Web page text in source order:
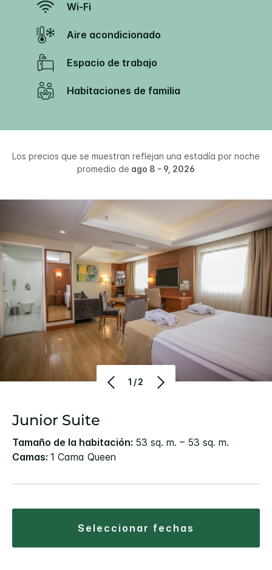
Wi-Fi
Aire acondicionado
Espacio de trabajo
Habitaciones de familia
Los precios que se muestran reflejan una estadía por noche
promedio de ago 8 - 9, 2026
1/2
Junior Suite
Tamaño de la habitación: 53 sq. m. – 53 sq. m.
Camas: 1 Cama Queen
seleccionar fechas